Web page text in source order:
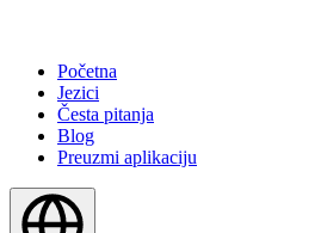
Početna
Jezici
Česta pitanja
Blog
Preuzmi aplikaciju